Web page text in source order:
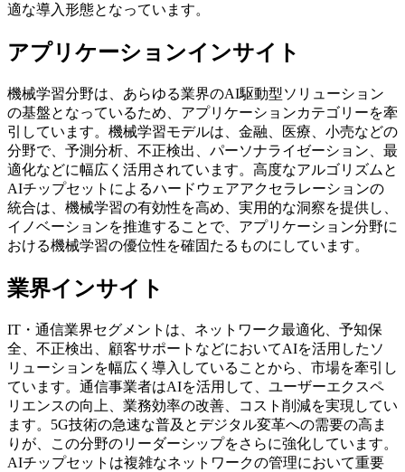
適な導入形態となっています。
アプリケーションインサイト
機械学習分野は、あらゆる業界のAI駆動型ソリューション
の基盤となっているため、アプリケーションカテゴリーを牽
引しています。機械学習モデルは、金融、医療、小売などの
分野で、予測分析、不正検出、パーソナライゼーション、最
適化などに幅広く活用されています。高度なアルゴリズムと
AIチップセットによるハードウェアアクセラレーションの
統合は、機械学習の有効性を高め、実用的な洞察を提供し、
イノベーションを推進することで、アプリケーション分野に
おける機械学習の優位性を確固たるものにしています。
業界インサイト
IT・通信業界セグメントは、ネットワーク最適化、予知保
全、不正検出、顧客サポートなどにおいてAIを活用したソ
リューションを幅広く導入していることから、市場を牽引し
ています。通信事業者はAIを活用して、ユーザーエクスペ
リエンスの向上、業務効率の改善、コスト削減を実現してい
ます。5G技術の急速な普及とデジタル変革への需要の高ま
りが、この分野のリーダーシップをさらに強化しています。
AIチップセットは複雑なネットワークの管理において重要